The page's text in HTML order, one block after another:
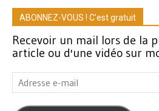
ABONNEZ-VOUS ! C'est gratuit
Recevoir un mail lors de la
article ou d'une vidéo sur
Adresse
e-
mail